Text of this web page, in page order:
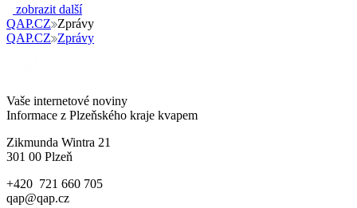
zobrazit další
QAP.CZ Zprávy
QAP.CZ Zprávy
Vaše internetové noviny
Informace z Plzeňského kraje kvapem
Zikmunda Wintra 21
301 00 Plzeň
+420 721 660 705
qap@qap.cz